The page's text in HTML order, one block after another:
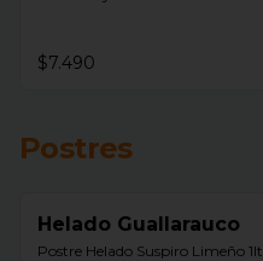
$7.490
Postres
Helado Guallarauco
Postre Helado Suspiro Limeño 1lt